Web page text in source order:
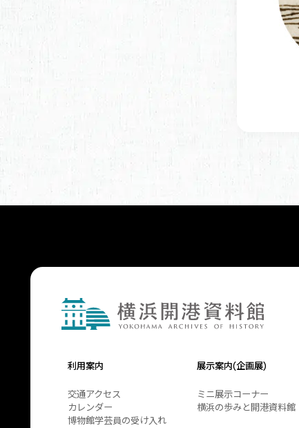
利用案内
交通アクセス
カレンダー
博物館学芸員の受け入れ
展示案内(企画展)
ミニ展示コーナー
横浜の歩みと開港資料館